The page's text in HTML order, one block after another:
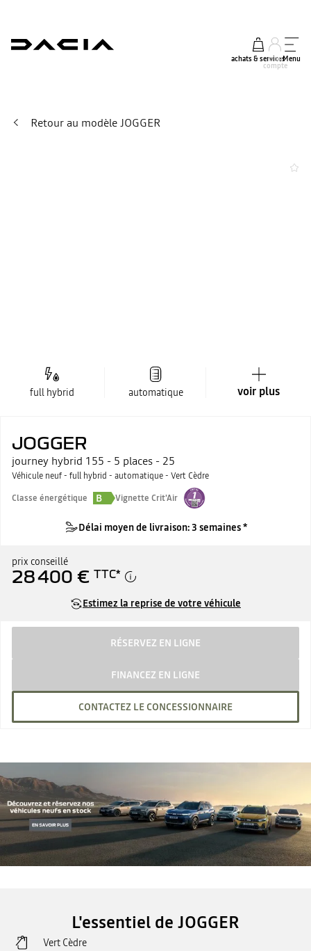
achats & services
mon
compte
Menu
Retour au modèle JOGGER
full hybrid automatique voir plus
JOGGER
journey hybrid 155 - 5 places - 25
Véhicule neuf - full hybrid - automatique - Vert Cèdre
Classe énergétique
B Vignette Crit'Air
Délai moyen de livraison: 3 semaines *
prix conseillé
28 400 € TTC*
Estimez la reprise de votre véhicule
RÉSERVEZ EN LIGNE
FINANCEZ EN LIGNE
CONTACTEZ LE CONCESSIONNAIRE
L'essentiel de JOGGER
Vert Cèdre